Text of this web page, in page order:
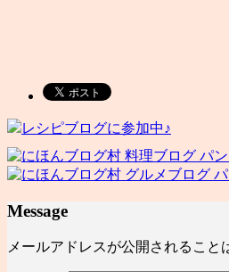
レシピブログに参加中♪
Message
メールアドレスが公開されること